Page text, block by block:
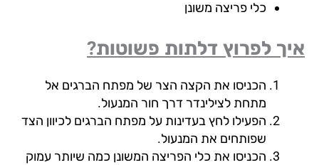
כלי פריצה משונן
לפרוץ דלתות פשוטות?
הכניסו את הקצה הצר של מפתח הברגים אל
מתחת לצילינדר דרך חור המנעול.
הפעילו לחץ בעדינות על מפתח הברגים לכיוון הצד
שפותחים את המנעול.
הכניסו את כלי הפריצה המשונן כמה שיותר עמוק